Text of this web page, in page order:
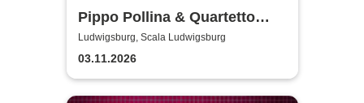
Pippo Pollina & Quartetto
Acustico
Ludwigsburg, Scala Ludwigsburg
03.11.2026